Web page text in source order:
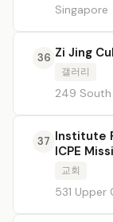
Singapore
36 Zi Jing
갤러리
249 South
37 Institute
ICPE
교회
531